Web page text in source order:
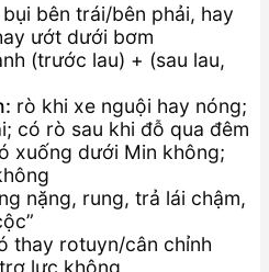
bên trái/bên phải, hay
ướt dưới bơm
(trước lau) + (sau lau,
rò khi xe nguội hay nóng;
có rò sau khi đỗ qua đêm
xuống dưới Min không;
nặng, rung, trả lái chậm,
thay rotuyn/cân chỉnh
lực không